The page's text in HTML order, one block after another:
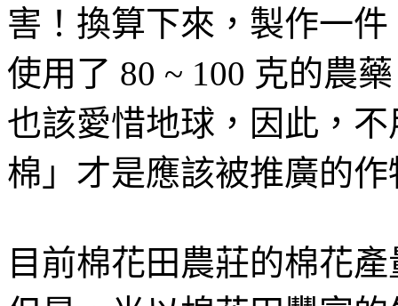
害！換算下來，製作一
使用了 80 ~ 100 克的農
也該愛惜地球，因此，
棉」才是應該被推廣的作
目前棉花田農莊的棉花